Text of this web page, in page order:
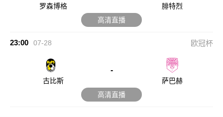
罗森博格
腓特烈
高清直播
23:00 07-28 欧冠杯
古比斯
-
萨巴赫
高清直播